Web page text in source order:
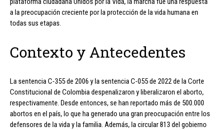
a la preocupación creciente por la protección de la vida humana en
todas sus etapas.
Contexto y Antecedentes
La sentencia C-355 de 2006 y la sentencia C-055 de 2022 de la Corte
Constitucional de Colombia despenalizaron y liberalizaron el aborto,
respectivamente. Desde entonces, se han reportado más de 500.000
abortos en el país, lo que ha generado una gran preocupación entre los
defensores de la vida y la familia. Además, la circular 813 del gobierno